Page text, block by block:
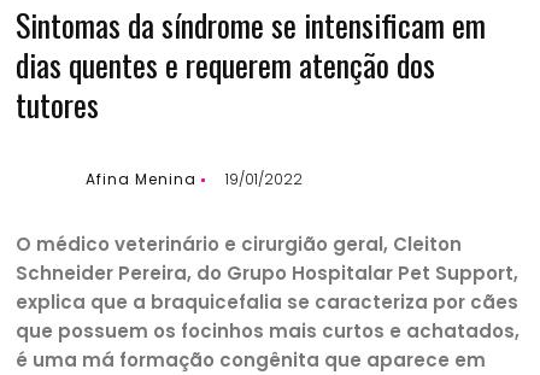
Sintomas da síndrome se intensificam em
dias quentes e requerem atenção dos
tutores
Afina Menina 19/01/2022
O médico veterinário e cirurgião geral, Cleiton
Schneider Pereira, do Grupo Hospitalar Pet Support,
explica que a braquicefalia se caracteriza por cães
que possuem os focinhos mais curtos e achatados,
é uma má formação congênita que aparece em